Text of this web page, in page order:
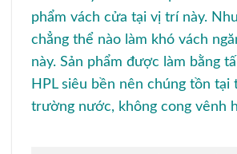
phẩm vách cửa tại vị trí này.
chẳng thể nào làm khó vách
này. Sản phẩm được làm bằng
HPL siêu bền nên chúng tồn tại
trường nước, không cong vênh